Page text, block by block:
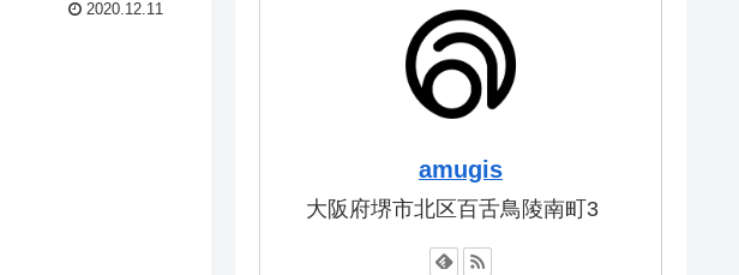
2020.12.11
amugis
大阪府堺市北区百舌鳥陵南町3